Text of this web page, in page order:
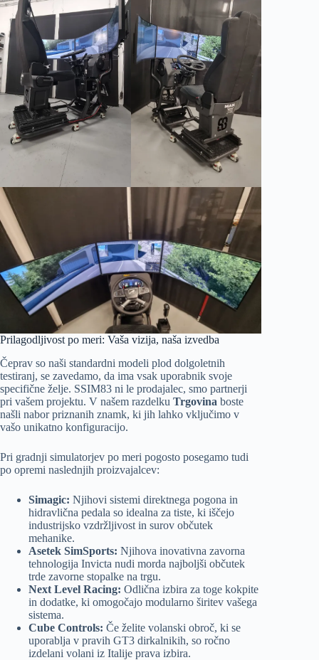
Prilagodljivost po meri: Vaša vizija, naša izvedba
Čeprav so naši standardni modeli plod dolgoletnih
testiranj, se zavedamo, da ima vsak uporabnik svoje
specifične želje. SSIM83 ni le prodajalec, smo partnerji
pri vašem projektu. V našem razdelku Trgovina boste
našli nabor priznanih znamk, ki jih lahko vključimo v
vašo unikatno konfiguracijo.
Pri gradnji simulatorjev po meri pogosto posegamo tudi
po opremi naslednjih proizvajalcev:
Simagic: Njihovi sistemi direktnega pogona in
hidravlična pedala so idealna za tiste, ki iščejo
industrijsko vzdržljivost in surov občutek
mehanike.
Asetek SimSports: Njihova inovativna zavorna
tehnologija Invicta nudi morda najboljši občutek
trde zavorne stopalke na trgu.
Next Level Racing: Odlična izbira za toge kokpite
in dodatke, ki omogočajo modularno širitev vašega
sistema.
Cube Controls: Če želite volanski obroč, ki se
uporablja v pravih GT3 dirkalnikih, so ročno
izdelani volani iz Italije prava izbira.